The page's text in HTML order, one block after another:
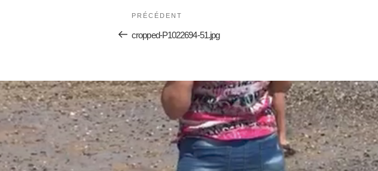
PRÉCÉDENT
cropped-P1022694-51.jpg